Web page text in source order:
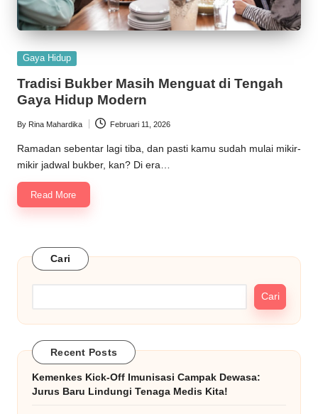
Posted
Gaya Hidup
Tradisi Bukber Masih Menguat di Tengah
Gaya Hidup Modern
Posted
by
By Rina Mahardika Februari 11, 2026
Ramadan sebentar lagi tiba, dan pasti kamu sudah mulai mikir-
mikir jadwal bukber, kan? Di era…
Read More
Cari
Cari
Recent Posts
Kemenkes Kick-Off Imunisasi Campak Dewasa:
Jurus Baru Lindungi Tenaga Medis Kita!